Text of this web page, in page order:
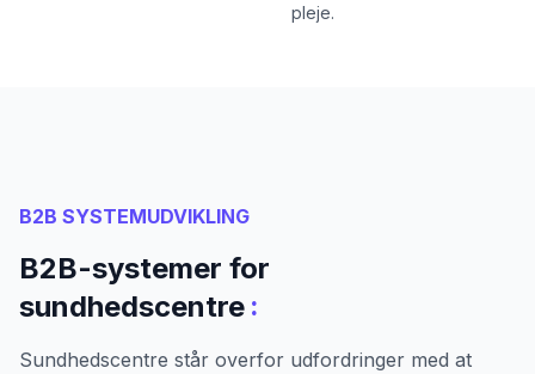
pleje.
B2B SYSTEMUDVIKLING
B2B-systemer for
sundhedscentre :
Sundhedscentre står overfor udfordringer med at